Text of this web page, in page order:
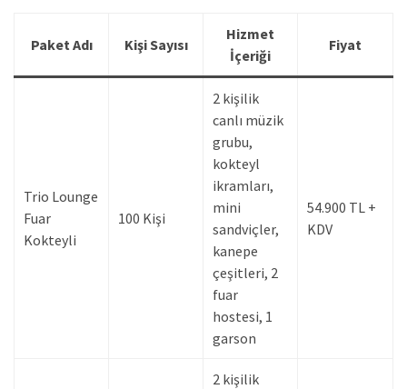
Paket Adı Kişi Sayısı
Hizmet
İçeriği
Fiyat
Trio Lounge
Fuar
Kokteyli
100 Kişi
2 kişilik
canlı müzik
grubu,
kokteyl
ikramları,
mini
sandviçler,
kanepe
çeşitleri, 2
fuar
hostesi, 1
garson
54.900 TL +
KDV
2 kişilik